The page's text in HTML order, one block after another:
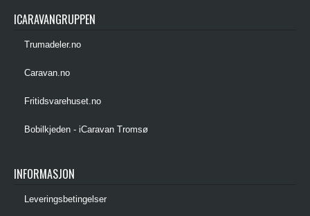
ICARAVANGRUPPEN
Trumadeler.no
Caravan.no
Fritidsvarehuset.no
Bobilkjeden - iCaravan Tromsø
INFORMASJON
Leveringsbetingelser